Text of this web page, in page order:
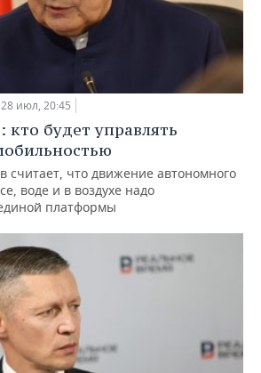
28 июл, 20:45
кто будет управлять
считает, что движение автономного
воде и в воздухе надо
платформы